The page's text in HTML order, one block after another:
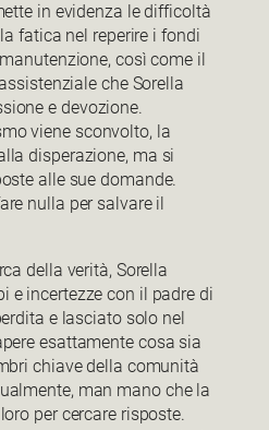
in evidenza le difficoltà
fatica nel reperire i fondi
così come il
che Sorella
e devozione.
viene sconvolto, la
disperazione, ma si
alle sue domande.
nulla per salvare il
della verità, Sorella
e incertezze con il padre di
e lasciato solo nel
esattamente cosa sia
chiave della comunità
man mano che la
per cercare risposte.